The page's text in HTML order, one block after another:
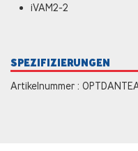
iVAM2-2
SPEZIFIZIERUNGEN
Artikelnummer :